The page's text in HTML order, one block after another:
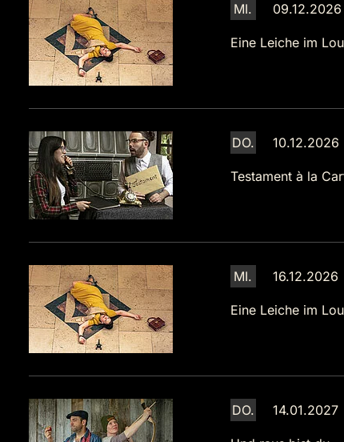
MI.
Eine Leiche im
DO.
Testament à la
MI.
Eine Leiche im
DO.